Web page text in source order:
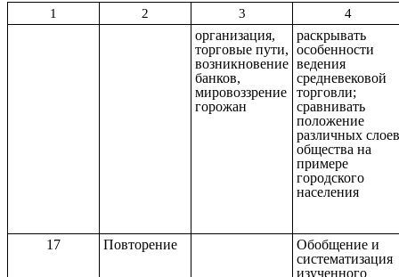
1
2 3 4
организация,
торговые пути,
возникновение
банков,
мировоззрение
горожан
раскрывать
особенности
ведения
средневековой
торговли;
сравнивать
положение
различных слоев
общества на
примере
городского
населения
17 Повторение
Обобщение и
систематизация
изученного